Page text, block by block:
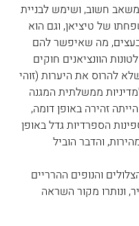
חשוב, ושימש לבניית
של טיציאן, וגם הוא
מה שאיפשר להם
הוונציאנים חוקים
להרוס את היערות (זוהי
ממשלתית המגנה
זהירה באופן דומה,
הספרדיות גדל באופן
והדבר הוביל
והנופים ההרריים
ונותרו מקור השראה